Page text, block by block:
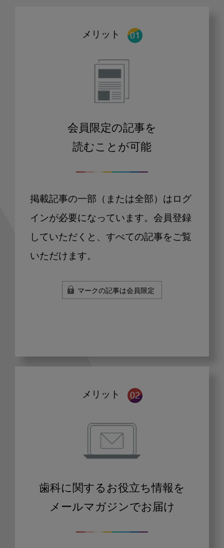
メリット
会員限定の記事を
読むことが可能
掲載記事の一部（または全部）はログ
インが必要になっています。会員登録
していただくと、すべての記事をご覧
いただけます。
マークの記事は会員限定
メリット
歯科に関するお役立ち情報を
メールマガジンでお届け